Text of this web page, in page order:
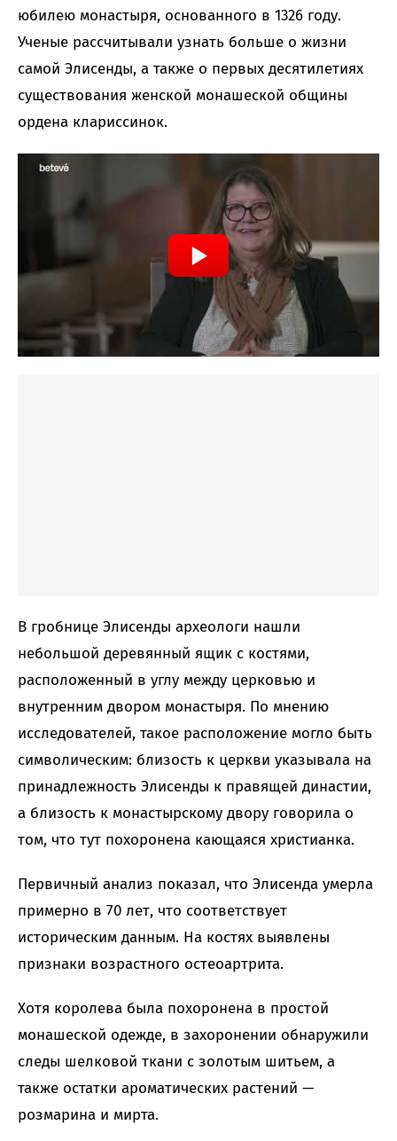
юбилею монастыря, основанного в 1326 году.
Ученые рассчитывали узнать больше о жизни
самой Элисенды, а также о первых десятилетиях
существования женской монашеской общины
ордена клариссинок.
В гробнице Элисенды археологи нашли
небольшой деревянный ящик с костями,
расположенный в углу между церковью и
внутренним двором монастыря. По мнению
исследователей, такое расположение могло быть
символическим: близость к церкви указывала на
принадлежность Элисенды к правящей династии,
а близость к монастырскому двору говорила о
том, что тут похоронена кающаяся христианка.
Первичный анализ показал, что Элисенда умерла
примерно в 70 лет, что соответствует
историческим данным. На костях выявлены
признаки возрастного остеоартрита.
Хотя королева была похоронена в простой
монашеской одежде, в захоронении обнаружили
следы шелковой ткани с золотым шитьем, а
также остатки ароматических растений —
розмарина и мирта.